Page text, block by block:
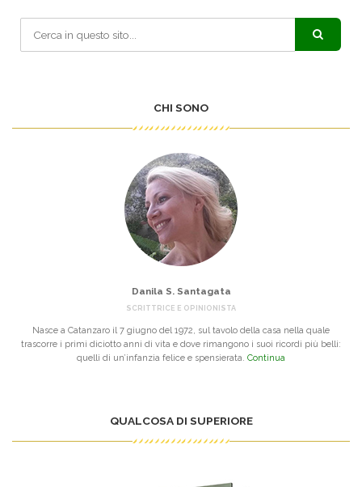
CHI SONO
Danila S. Santagata
SCRITTRICE E OPINIONISTA
Nasce a Catanzaro il 7 giugno del 1972, sul tavolo della casa nella quale
trascorre i primi diciotto anni di vita e dove rimangono i suoi ricordi più belli:
quelli di un’infanzia felice e spensierata. Continua
QUALCOSA DI SUPERIORE